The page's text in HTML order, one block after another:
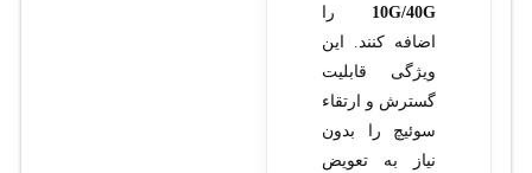
10G/40G را
اضافه کنند. این
ویژگی قابلیت
گسترش و ارتقاء
سوئیچ را بدون
نیاز به تعویض